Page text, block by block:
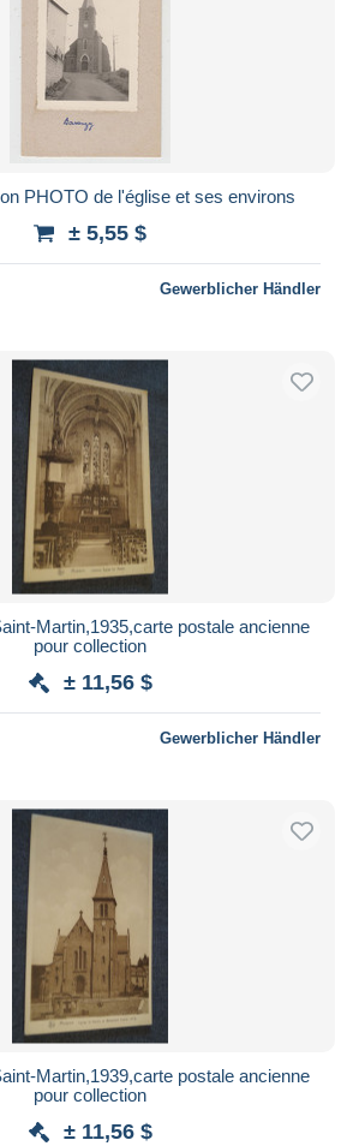
Übernehmen
PHOTO de l'église et ses environs
± 5,55 $
Gewerblicher Händler
Martin,1935,carte postale ancienne
pour collection
± 11,56 $
Gewerblicher Händler
Martin,1939,carte postale ancienne
pour collection
± 11,56 $